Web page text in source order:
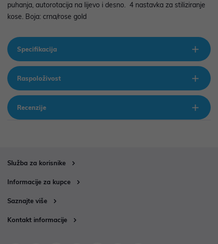
puhanja, autorotacija na lijevo i desno. 4 nastavka za stiliziranje
kose. Boja: crna/rose gold
Specifikacija
Raspoloživost
Recenzije
Služba za korisnike
Informacije za kupce
Saznajte više
Kontakt informacije